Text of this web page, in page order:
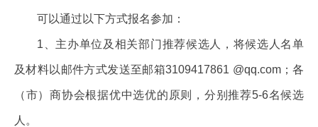
可以通过以下方式报名参加：
1、主办单位及相关部门推荐候选人，将候选人名单
及材料以邮件方式发送至邮箱3109417861 @qq.com；各
（市）商协会根据优中选优的原则，分别推荐5-6名候选
人。